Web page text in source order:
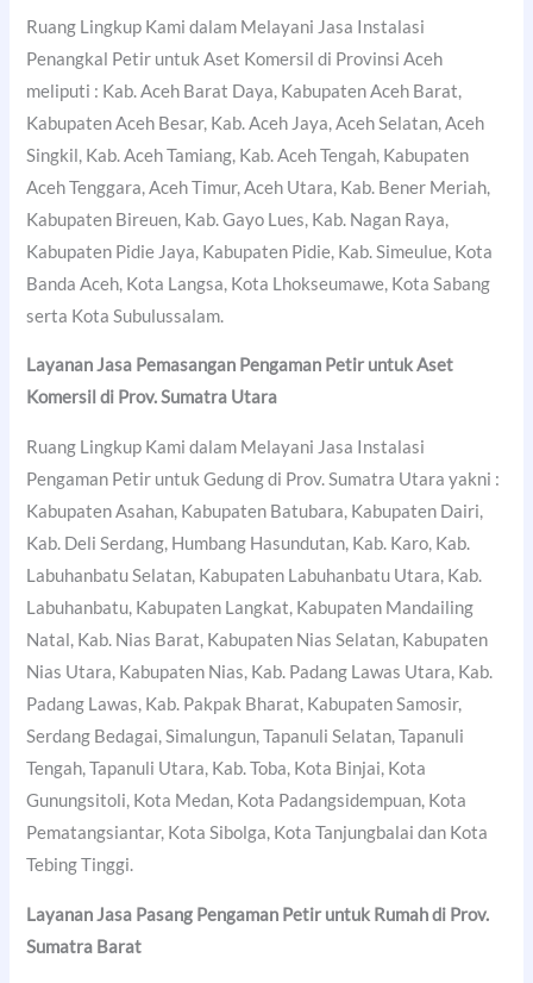
Ruang Lingkup Kami dalam Melayani Jasa Instalasi
Penangkal Petir untuk Aset Komersil di Provinsi Aceh
meliputi : Kab. Aceh Barat Daya, Kabupaten Aceh Barat,
Kabupaten Aceh Besar, Kab. Aceh Jaya, Aceh Selatan, Aceh
Singkil, Kab. Aceh Tamiang, Kab. Aceh Tengah, Kabupaten
Aceh Tenggara, Aceh Timur, Aceh Utara, Kab. Bener Meriah,
Kabupaten Bireuen, Kab. Gayo Lues, Kab. Nagan Raya,
Kabupaten Pidie Jaya, Kabupaten Pidie, Kab. Simeulue, Kota
Banda Aceh, Kota Langsa, Kota Lhokseumawe, Kota Sabang
serta Kota Subulussalam.
Layanan Jasa Pemasangan Pengaman Petir untuk Aset
Komersil di Prov. Sumatra Utara
Ruang Lingkup Kami dalam Melayani Jasa Instalasi
Pengaman Petir untuk Gedung di Prov. Sumatra Utara yakni :
Kabupaten Asahan, Kabupaten Batubara, Kabupaten Dairi,
Kab. Deli Serdang, Humbang Hasundutan, Kab. Karo, Kab.
Labuhanbatu Selatan, Kabupaten Labuhanbatu Utara, Kab.
Labuhanbatu, Kabupaten Langkat, Kabupaten Mandailing
Natal, Kab. Nias Barat, Kabupaten Nias Selatan, Kabupaten
Nias Utara, Kabupaten Nias, Kab. Padang Lawas Utara, Kab.
Padang Lawas, Kab. Pakpak Bharat, Kabupaten Samosir,
Serdang Bedagai, Simalungun, Tapanuli Selatan, Tapanuli
Tengah, Tapanuli Utara, Kab. Toba, Kota Binjai, Kota
Gunungsitoli, Kota Medan, Kota Padangsidempuan, Kota
Pematangsiantar, Kota Sibolga, Kota Tanjungbalai dan Kota
Tebing Tinggi.
Layanan Jasa Pasang Pengaman Petir untuk Rumah di Prov.
Sumatra Barat